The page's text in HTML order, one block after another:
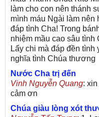
làm cho con nên thánh
mình máu Ngài làm nên
đáp tình Cha! Trong
nhiệm mầu cao sâu tình
Lấy chi mà đáp đền tình
nghĩa tình Chúa thương
Nước Cha trị đến
Vinh Nguyễn Quang:
cảm ơn
Chúa giàu lòng xót